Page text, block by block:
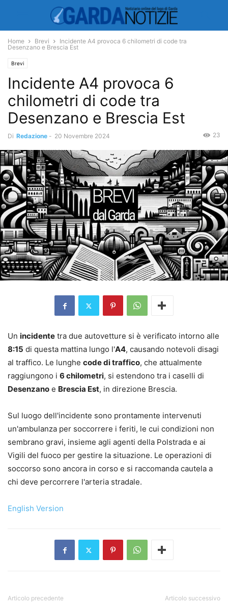
Home Brevi
Incidente A4 provoca 6 chilometri di code tra
Desenzano e Brescia Est
Brevi
Incidente A4 provoca 6
chilometri di code tra
Desenzano e Brescia Est
Di Redazione - 20 Novembre 2024 23
Un incidente tra due autovetture si è verificato intorno alle
8:15 di questa mattina lungo l'A4, causando notevoli disagi
al traffico. Le lunghe code di traffico, che attualmente
raggiungono i 6 chilometri, si estendono tra i caselli di
Desenzano e Brescia Est, in direzione Brescia.
Sul luogo dell'incidente sono prontamente intervenuti
un'ambulanza per soccorrere i feriti, le cui condizioni non
sembrano gravi, insieme agli agenti della Polstrada e ai
Vigili del fuoco per gestire la situazione. Le operazioni di
soccorso sono ancora in corso e si raccomanda cautela a
chi deve percorrere l'arteria stradale.
English Version
Articolo precedente Articolo successivo